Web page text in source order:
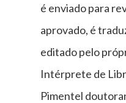
é enviado para
aprovado, é
editado pelo
Intérprete de
Pimentel